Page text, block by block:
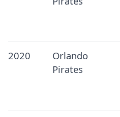
2020
Orlando
Pirates